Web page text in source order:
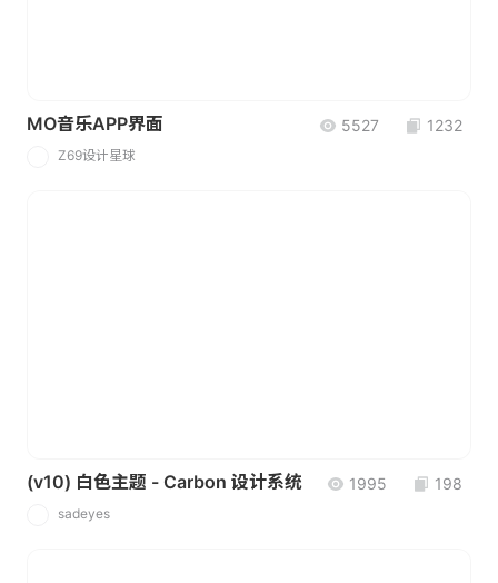
MO音乐APP界面 5527 1232
Z69设计星球
(v10) 白色主题 - Carbon 设计系统 1995 198
sadeyes